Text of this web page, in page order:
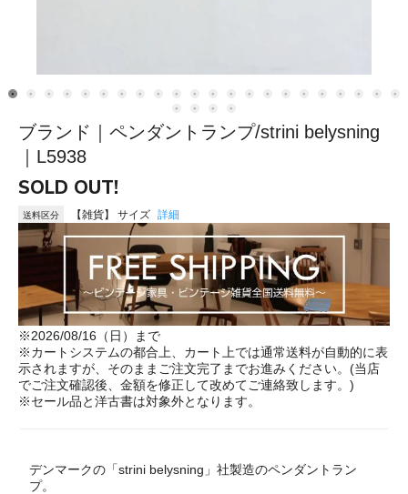
ブランド｜ペンダントランプ/strini belysning
｜L5938
SOLD OUT!
送料区分 【雑貨】 サイズ 詳細
※2026/08/16（日）まで
※カートシステムの都合上、カート上では通常送料が自動的に表
示されますが、そのままご注文完了までお進みください。(当店
でご注文確認後、金額を修正して改めてご連絡致します。)
※セール品と洋古書は対象外となります。
デンマークの「strini belysning」社製造のペンダントラン
プ。